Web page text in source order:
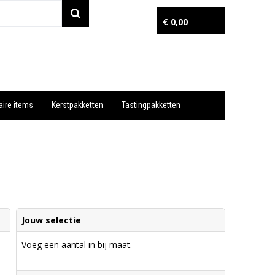
€ 0,00
items Kerstpakketten Tastingpakketten
Jouw selectie
Voeg een aantal in bij maat.